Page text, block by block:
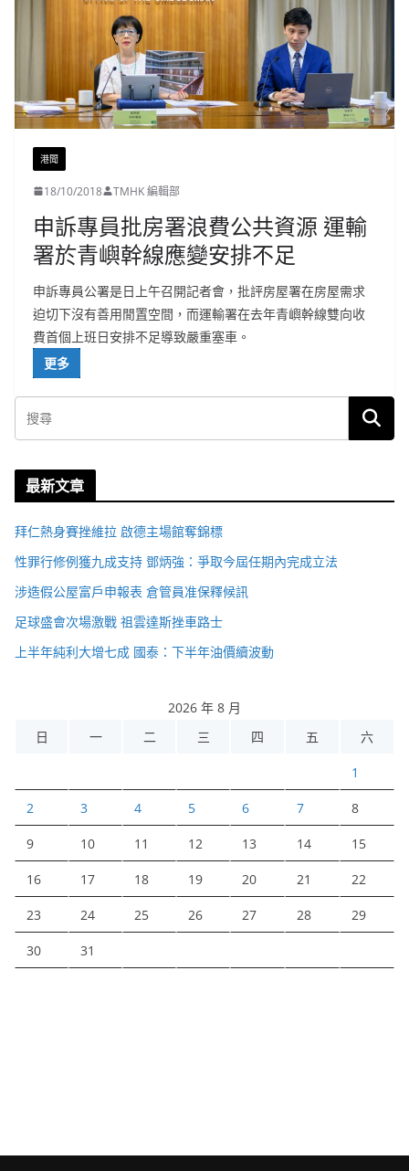
港聞
18/10/2018 TMHK 編輯部
申訴專員批房署浪費公共資源 運輸
署於青嶼幹線應變安排不足
申訴專員公署是日上午召開記者會，批評房屋署在房屋需求
迫切下沒有善用閒置空間，而運輸署在去年青嶼幹線雙向收
費首個上班日安排不足導致嚴重塞車。
更多
最新文章
拜仁熱身賽挫維拉 啟德主場館奪錦標
性罪行修例獲九成支持 鄧炳強：爭取今屆任期內完成立法
涉造假公屋富戶申報表 倉管員准保釋候訊
足球盛會次場激戰 祖雲達斯挫車路士
上半年純利大增七成 國泰：下半年油價續波動
2026 年 8 月
日
一 二 三 四 五 六
1
2 3 4 5 6 7 8
9 10 11 12 13 14 15
16 17 18 19 20 21 22
23 24 25 26 27 28 29
30 31